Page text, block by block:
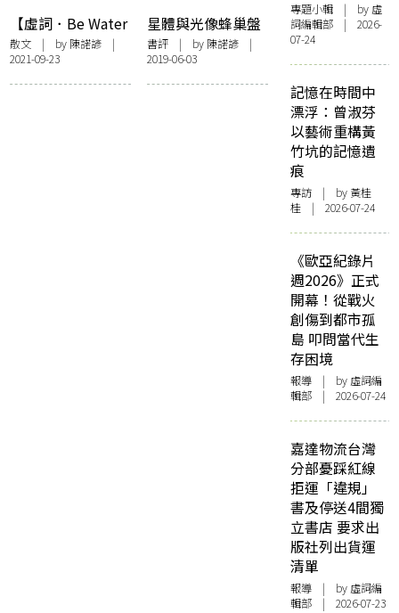
【虛詞．Be Water
My Friend】水
散文 | by 陳諾諺 |
2021-09-23
星體與光像蜂巢盤
繞生命——黃裕邦x
俠女卜卜嬋「藝術
家的星相解密」紀
書評| by 陳諾諺|
2019-06-03
專題小輯 | by 虛
詞編輯部 | 2026-
07-24
記憶在時間中
漂浮：曾淑芬
以藝術重構黃
竹坑的記憶遺
痕
專訪 | by 黃桂
桂 | 2026-07-24
《歐亞紀錄片
週2026》正式
開幕！從戰火
創傷到都市孤
島 叩問當代生
存困境
報導 | by 虛詞編
輯部 | 2026-07-24
嘉達物流台灣
分部憂踩紅線
拒運「違規」
書及停送4間獨
立書店 要求出
版社列出貨運
清單
報導 | by 虛詞編
輯部 | 2026-07-23